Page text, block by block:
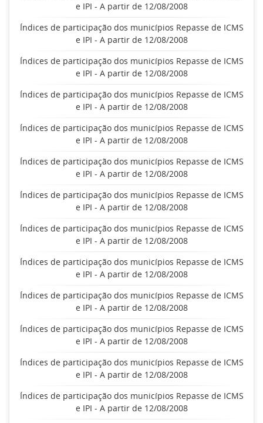
e IPI - A partir de 12/08/2008
Índices de participação dos municípios Repasse de ICMS
e IPI - A partir de 12/08/2008
Índices de participação dos municípios Repasse de ICMS
e IPI - A partir de 12/08/2008
Índices de participação dos municípios Repasse de ICMS
e IPI - A partir de 12/08/2008
Índices de participação dos municípios Repasse de ICMS
e IPI - A partir de 12/08/2008
Índices de participação dos municípios Repasse de ICMS
e IPI - A partir de 12/08/2008
Índices de participação dos municípios Repasse de ICMS
e IPI - A partir de 12/08/2008
Índices de participação dos municípios Repasse de ICMS
e IPI - A partir de 12/08/2008
Índices de participação dos municípios Repasse de ICMS
e IPI - A partir de 12/08/2008
Índices de participação dos municípios Repasse de ICMS
e IPI - A partir de 12/08/2008
Índices de participação dos municípios Repasse de ICMS
e IPI - A partir de 12/08/2008
Índices de participação dos municípios Repasse de ICMS
e IPI - A partir de 12/08/2008
Índices de participação dos municípios Repasse de ICMS
e IPI - A partir de 12/08/2008